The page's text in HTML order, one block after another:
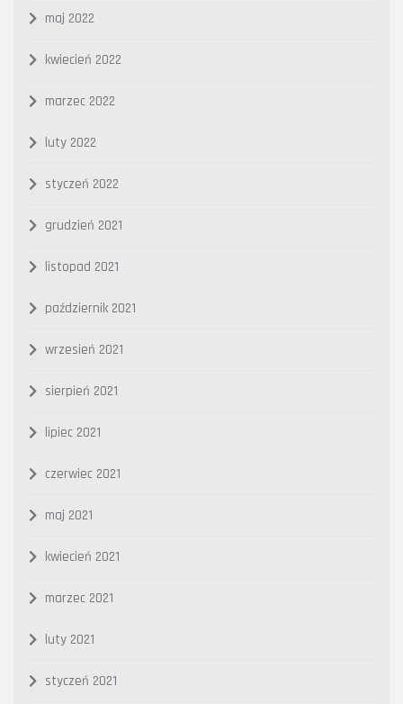
maj 2022
kwiecień 2022
marzec 2022
luty 2022
styczeń 2022
grudzień 2021
listopad 2021
październik 2021
wrzesień 2021
sierpień 2021
lipiec 2021
czerwiec 2021
maj 2021
kwiecień 2021
marzec 2021
luty 2021
styczeń 2021